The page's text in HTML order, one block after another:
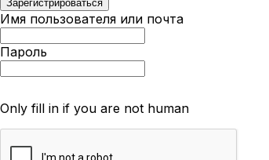
Имя пользователя или почта
Пароль
Only fill in if you are not human